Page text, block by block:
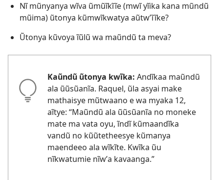
Nĩ mũnyanya wĩva ũmũĩkĩĩe (mwĩ yĩika kana mũndũ
mũima) ũtonya kũmwĩkwatya aũtwʼĩĩke?
Ũtonya kũvoya ĩũlũ wa maũndũ ta meva?
Kaũndũ ũtonya kwĩka: Andĩkaa maũndũ
ala ũũsũanĩa. Raquel, ũla asyai make
mathaisye mũtwaano e wa myaka 12,
aĩtye: “Maũndũ ala ũũsũanĩa no moneke
mate ma vata oyu, ĩndĩ kũmaandĩka
vandũ no kũũtetheesye kũmanya
maendeeo ala wĩkĩte. Kwĩka ũu
nĩkwatumie nĩwʼa kavaanga.”